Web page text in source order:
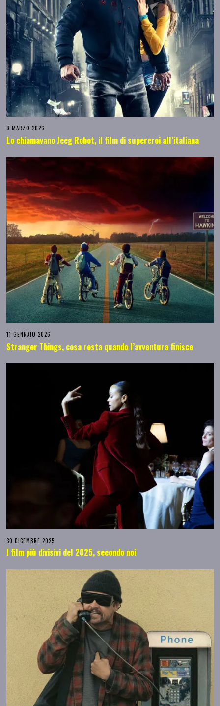
8 MARZO 2026
Lo chiamavano Jeeg Robot, il film di supereroi all’italiana
11 GENNAIO 2026
Stranger Things, cosa resta quando l’avventura finisce
30 DICEMBRE 2025
I film più divisivi del 2025, secondo noi